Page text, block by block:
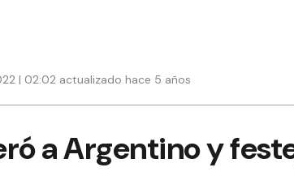
| 02:02 actualizado hace 5 años
a Argentino y